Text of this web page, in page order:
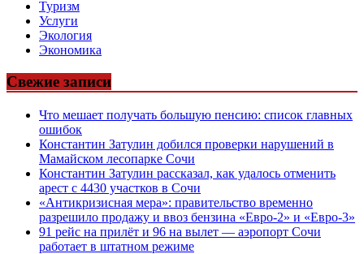
Туризм
Услуги
Экология
Экономика
Свежие записи
Что мешает получать большую пенсию: список главных
ошибок
Константин Затулин добился проверки нарушений в
Мамайском лесопарке Сочи
Константин Затулин рассказал, как удалось отменить
арест с 4430 участков в Сочи
«Антикризисная мера»: правительство временно
разрешило продажу и ввоз бензина «Евро-2» и «Евро-3»
91 рейс на прилёт и 96 на вылет — аэропорт Сочи
работает в штатном режиме